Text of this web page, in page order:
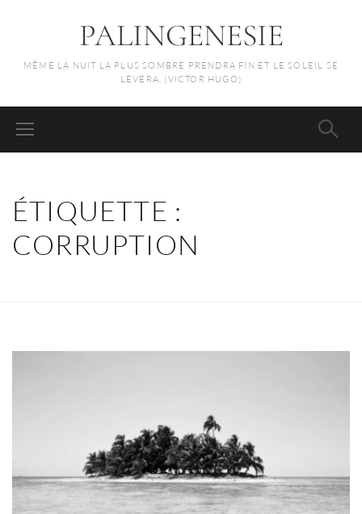
PALINGENESIE
MÊME LA NUIT LA PLUS SOMBRE PRENDRA FIN ET LE SOLEIL SE
LÈVERA. (VICTOR HUGO)
ÉTIQUETTE :
CORRUPTION